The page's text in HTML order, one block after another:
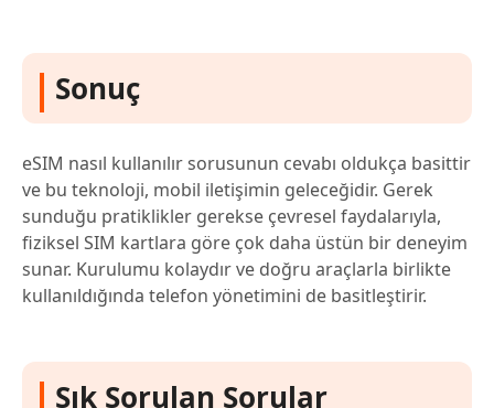
Sonuç
eSIM nasıl kullanılır sorusunun cevabı oldukça basittir
ve bu teknoloji, mobil iletişimin geleceğidir. Gerek
sunduğu pratiklikler gerekse çevresel faydalarıyla,
fiziksel SIM kartlara göre çok daha üstün bir deneyim
sunar. Kurulumu kolaydır ve doğru araçlarla birlikte
kullanıldığında telefon yönetimini de basitleştirir.
Sık Sorulan Sorular